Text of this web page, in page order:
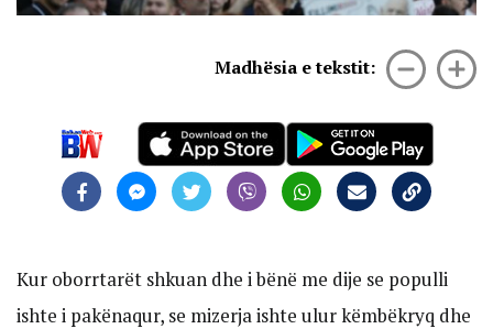
Madhësia e tekstit:
Kur oborrtarët shkuan dhe i bënë me dije se populli
ishte i pakënaqur, se mizerja ishte ulur këmbëkryq dhe